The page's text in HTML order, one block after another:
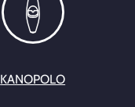
KANOPOLO